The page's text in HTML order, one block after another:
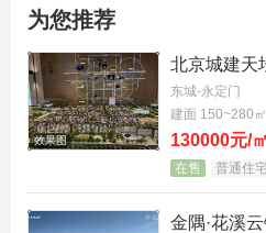
在建筑与园林设计上，泷悦
本，借鉴江南园林“移步换
京西皇家规制的庄重典雅。
号，以现代工艺重新演绎，
境，又满足了当代生活的功
统，创新表达”的理念，让
筑，而是承载家族记忆与文
为您推荐
效果图
北京城建天
东城-永定门
建面 150~280㎡
130000元/㎡
在售 普通住宅
金隅·花溪